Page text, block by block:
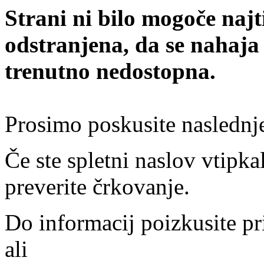
Strani ni bilo mogoče
odstranjena, da se
trenutno nedostopna.
Prosimo poskusite
Če ste spletni naslov
preverite črkovanje.
Do informacij poizkusite
ali